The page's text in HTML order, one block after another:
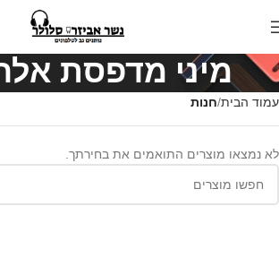
מיני מדפסת
עמוד הבית חנות
לא נמצאו מוצרים התואמים את בחירתך.